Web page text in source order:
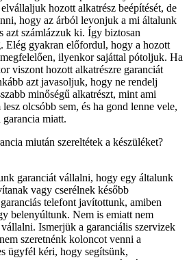
hozott alkatrész beépítését, de
hogy az árból levonjuk a mi általunk
azt számlázzuk ki. Így biztosan
Elég gyakran előfordul, hogy a hozott
ilyenkor sajáttal pótoljuk. Ha
viszont hozott alkatrészre garanciát
azt javasoljuk, hogy ne rendelj
minőségű alkatrészt, mint ami
olcsóbb sem, és ha gond lenne vele,
miatt.
miután szereltétek a készüléket?
garanciát vállalni, hogy egy általunk
vagy cserélnek később
telefont javítottunk, amiben
belenyúltunk. Nem is emiatt nem
Ismerjük a garanciális szervizek
szeretnénk koloncot venni a
ügyfél kéri, hogy segítsünk,